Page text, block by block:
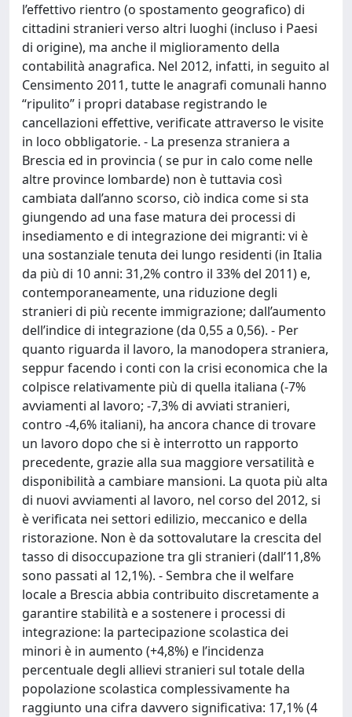
l’effettivo rientro (o spostamento geografico) di
cittadini stranieri verso altri luoghi (incluso i Paesi
di origine), ma anche il miglioramento della
contabilità anagrafica. Nel 2012, infatti, in seguito al
Censimento 2011, tutte le anagrafi comunali hanno
“ripulito” i propri database registrando le
cancellazioni effettive, verificate attraverso le visite
in loco obbligatorie. - La presenza straniera a
Brescia ed in provincia ( se pur in calo come nelle
altre province lombarde) non è tuttavia così
cambiata dall’anno scorso, ciò indica come si sta
giungendo ad una fase matura dei processi di
insediamento e di integrazione dei migranti: vi è
una sostanziale tenuta dei lungo residenti (in Italia
da più di 10 anni: 31,2% contro il 33% del 2011) e,
contemporaneamente, una riduzione degli
stranieri di più recente immigrazione; dall’aumento
dell’indice di integrazione (da 0,55 a 0,56). - Per
quanto riguarda il lavoro, la manodopera straniera,
seppur facendo i conti con la crisi economica che la
colpisce relativamente più di quella italiana (-7%
avviamenti al lavoro; -7,3% di avviati stranieri,
contro -4,6% italiani), ha ancora chance di trovare
un lavoro dopo che si è interrotto un rapporto
precedente, grazie alla sua maggiore versatilità e
disponibilità a cambiare mansioni. La quota più alta
di nuovi avviamenti al lavoro, nel corso del 2012, si
è verificata nei settori edilizio, meccanico e della
ristorazione. Non è da sottovalutare la crescita del
tasso di disoccupazione tra gli stranieri (dall’11,8%
sono passati al 12,1%). - Sembra che il welfare
locale a Brescia abbia contribuito discretamente a
garantire stabilità e a sostenere i processi di
integrazione: la partecipazione scolastica dei
minori è in aumento (+4,8%) e l’incidenza
percentuale degli allievi stranieri sul totale della
popolazione scolastica complessivamente ha
raggiunto una cifra davvero significativa: 17,1% (4